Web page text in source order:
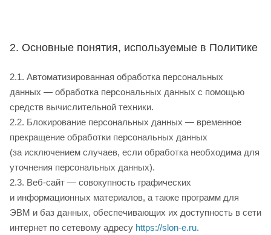
2. Основные понятия, используемые в Политике
2.1. Автоматизированная обработка персональных
данных — обработка персональных данных с помощью
средств вычислительной техники.
2.2. Блокирование персональных данных — временное
прекращение обработки персональных данных
(за исключением случаев, если обработка необходима для
уточнения персональных данных).
2.3. Веб-сайт — совокупность графических
и информационных материалов, а также программ для
ЭВМ и баз данных, обеспечивающих их доступность в сети
интернет по сетевому адресу https://slon-e.ru.